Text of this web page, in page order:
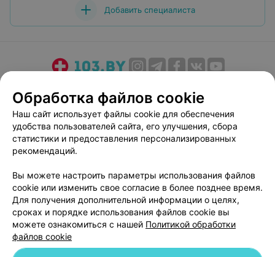
Добавить специалиста
Медицинский маркетинг
Публичный договор
Пользовательское соглашение
Способы оплаты
Вакансии
Партнеры
Написать руководителю 103.by
Персональные настройки cookie
Обработка персональных данных
Обработка файлов cookie
Наш сайт использует файлы cookie для обеспечения
удобства пользователей сайта, его улучшения, сбора
статистики и предоставления персонализированных
рекомендаций.
Вы можете настроить параметры использования файлов
cookie или изменить свое согласие в более позднее время.
Для получения дополнительной информации о целях,
сроках и порядке использования файлов cookie вы
можете ознакомиться с нашей Политикой обработки
файлов cookie